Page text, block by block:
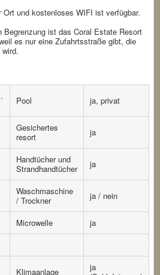
und kostenloses WIFI ist verfügbar.
Begrenzung ist das Coral Estate Resort
es nur eine Zufahrtsstraße gibt, die
Pool ja, privat
Gesichertes
resort
ja
Handtücher und
Strandhandtücher
ja
Waschmaschine
/ Trockner
ja / nein
Microwelle
ja
Klimaanlage
ja